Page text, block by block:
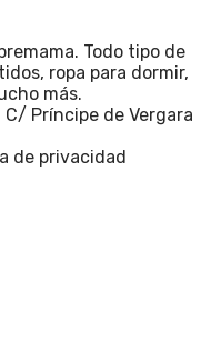
Todo tipo de
ropa para dormir,
más.
C/ Príncipe de Vergara
de privacidad